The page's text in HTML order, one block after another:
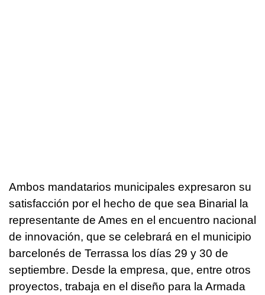
Ambos mandatarios municipales expresaron su
satisfacción por el hecho de que sea Binarial la
representante de Ames en el encuentro nacional
de innovación, que se celebrará en el municipio
barcelonés de Terrassa los días 29 y 30 de
septiembre. Desde la empresa, que, entre otros
proyectos, trabaja en el diseño para la Armada